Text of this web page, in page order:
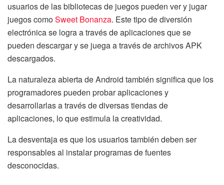
usuarios de las bibliotecas de juegos pueden ver y jugar
juegos comoSweet Bonanza. Este tipo de diversión
electrónica se logra a través de aplicaciones que se
pueden descargar y se juega a través de archivos APK
descargados.
La naturaleza abierta de Android también significa que los
programadores pueden probar aplicaciones y
desarrollarlas a través de diversas tiendas de
aplicaciones, lo que estimula la creatividad.
La desventaja es que los usuarios también deben ser
responsables al instalar programas de fuentes
desconocidas.